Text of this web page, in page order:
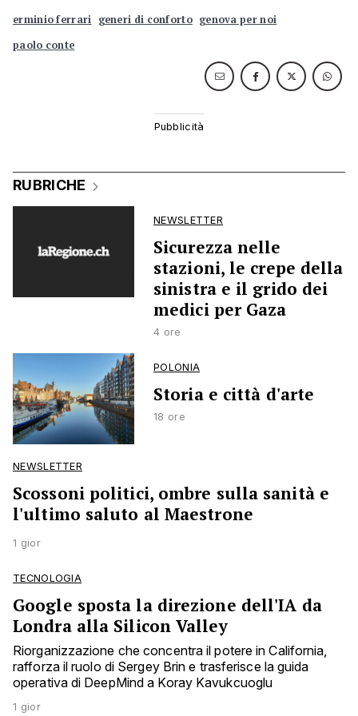
erminio ferrari generi di conforto genova per noi
paolo conte
RUBRICHE
NEWSLETTER
Sicurezza nelle
stazioni, le crepe della
sinistra e il grido dei
medici per Gaza
4 ore
POLONIA
Storia e città d'arte
18 ore
NEWSLETTER
Scossoni politici, ombre sulla sanità e
l'ultimo saluto al Maestrone
1 gior
TECNOLOGIA
Google sposta la direzione dell'IA da
Londra alla Silicon Valley
Riorganizzazione che concentra il potere in California,
rafforza il ruolo di Sergey Brin e trasferisce la guida
operativa di DeepMind a Koray Kavukcuoglu
1 gior